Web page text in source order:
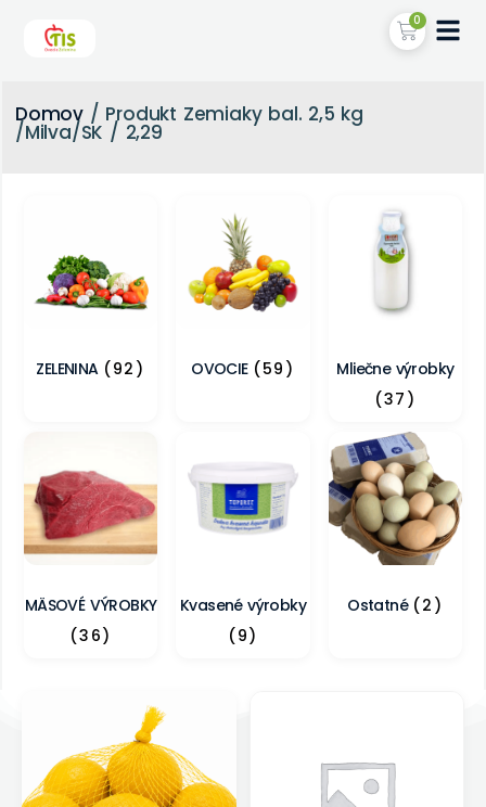
0
Domov / Produkt Zemiaky bal. 2,5 kg
/Milva/SK / 2,29
ZELENINA (92) OVOCIE (59)
Mliečne výrobky
(37)
MÄSOVÉ VÝROBKY
(36)
Kvasené výrobky
(9)
Ostatné (2)